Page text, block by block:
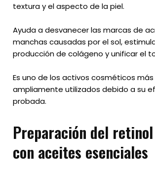
textura y el aspecto de la piel.
Ayuda a desvanecer las marcas de
manchas causadas por el sol,
producción de colágeno y unificar el
Es uno de los activos cosméticos
ampliamente utilizados debido a su
probada.
Preparación del
con aceites esenciales